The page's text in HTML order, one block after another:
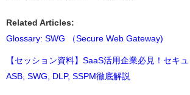
Related Articles:
Glossary: SWG （Secure Web Gateway)
【セッション資料】SaaS活用企業必見！セキ
ASB, SWG, DLP, SSPM徹底解説